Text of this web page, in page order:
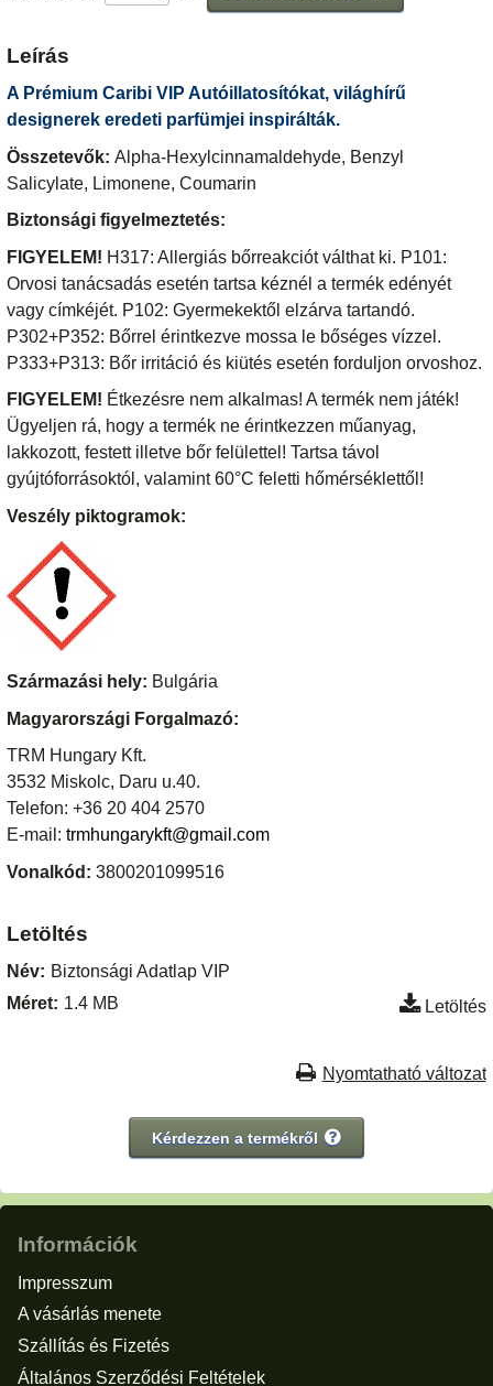
Leírás
A Prémium Caribi VIP Autóillatosítókat, világhírű
designerek eredeti parfümjei inspirálták.
Összetevők:Alpha-Hexylcinnamaldehyde, Benzyl
Salicylate, Limonene, Coumarin
Biztonsági figyelmeztetés:
FIGYELEM! H317: Allergiás bőrreakciót válthat ki. P101:
Orvosi tanácsadás esetén tartsa kéznél a termék edényét
vagy címkéjét. P102: Gyermekektől elzárva tartandó.
P302+P352: Bőrrel érintkezve mossa le bőséges vízzel.
P333+P313: Bőr irritáció és kiütés esetén forduljon orvoshoz.
FIGYELEM! Étkezésre nem alkalmas! A termék nem játék!
Ügyeljen rá, hogy a termék ne érintkezzen műanyag,
lakkozott, festett illetve bőr felülettel! Tartsa távol
gyújtóforrásoktól, valamint 60°C feletti hőmérséklettől!
Veszély piktogramok:
Származási hely: Bulgária
Magyarországi Forgalmazó:
TRM Hungary Kft.
3532 Miskolc, Daru u.40.
Telefon: +36 20 404 2570
E-mail:trmhungarykft@gmail.com
Vonalkód: 3800201099516
Letöltés
Név: Biztonsági Adatlap VIP
Méret: 1.4 MB Letöltés
Nyomtatható változat
Kérdezzen a termékről
Információk
Impresszum
A vásárlás menete
Szállítás és Fizetés
Általános Szerződési Feltételek